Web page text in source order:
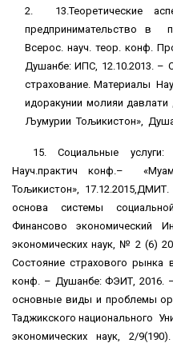
2. 13.Теоретические
предпринимательство в
Всерос. науч. теор. конф.
Душанбе: ИПС, 12.10.2013. –
страхование. Материалы
идоракунии молияи
Љумҳурии Тољикистон»,
15. Социальные услуги:
Науч.практич конф.–
Тољикистон»,
основа системы
Финансово экономический
экономических наук, № 2 (6)
Состояние страхового
конф. – Душанбе: ФЭИТ, 2016. –
основные виды и проблемы
Таджикского национального
экономических наук, 2/